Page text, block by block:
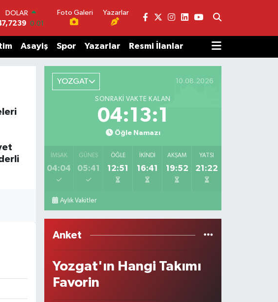
DOLAR
0.01
-0.06
-0.02
13.779
BITCOIN
Foto Galeri Yazarlar
Asayiş Spor Yazarlar Resmi İlanlar
YOZGAT 10.08.2026
SONRAKI VAKTE KALAN
04:13:1
Öğle Namazı
İMSAK
04:04
GÜNEŞ
05:41
ÖĞLE
12:51
İKINDI
16:41
AKŞAM
19:52
YATSI
21:22
Aylık Vakitler
Anket
Yozgat'ın Hangi Takımı
Favorin